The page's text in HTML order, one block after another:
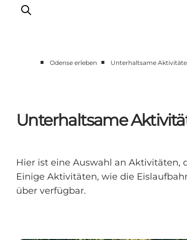
Reiseplanung
Inspiration
■ Odense erleben ■ Unterhaltsame
Unterhaltsame
Hier ist eine Auswahl an Aktivitäten,
Einige Aktivitäten, wie die
über verfügbar.